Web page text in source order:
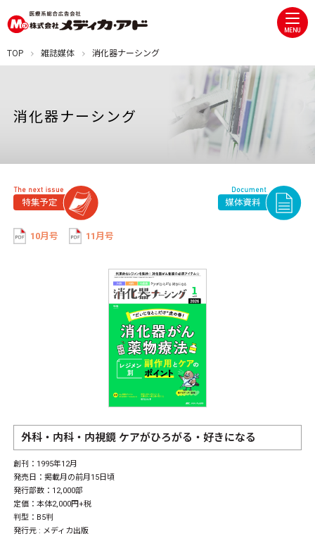
MENU
TOP 雑誌媒体 消化器ナーシング
消化器ナーシング
10月号 11月号
外科・内科・内視鏡 ケアがひろがる・好きになる
創刊：1995年12月
発売日：掲載月の前月15日頃
発行部数：12,000部
定価：本体2,000円+税
判型：B5判
発行元 : メディカ出版